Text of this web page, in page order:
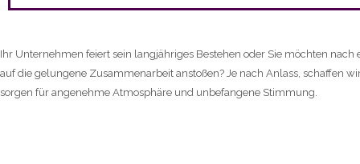
Ihr Unternehmen feiert sein langjähriges Bestehen oder Sie möchten
auf die gelungene Zusammenarbeit anstoßen? Je nach Anlass, schaffen
sorgen für angenehme Atmosphäre und unbefangene Stimmung.